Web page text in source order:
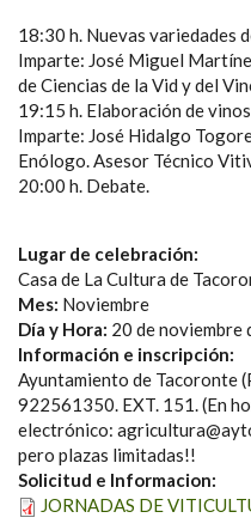
18:30 h. Nuevas variedades
Imparte: José Miguel
de Ciencias de la Vid y del
19:15 h. Elaboración de
Imparte: José Hidalgo
Enólogo. Asesor Técnico
20:00 h. Debate.
Lugar de celebración:
Casa de La Cultura de
Mes: Noviembre
Día y Hora: 20 de noviembre
Información e inscripción:
Ayuntamiento de Tacoronte
922561350. EXT. 151. (En
electrónico:
pero plazas limitadas!!
Solicitud e Informacion:
JORNADAS DE